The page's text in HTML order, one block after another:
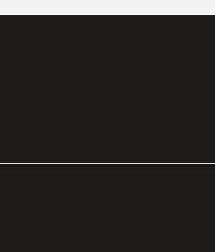
energie kunnen voorzien.